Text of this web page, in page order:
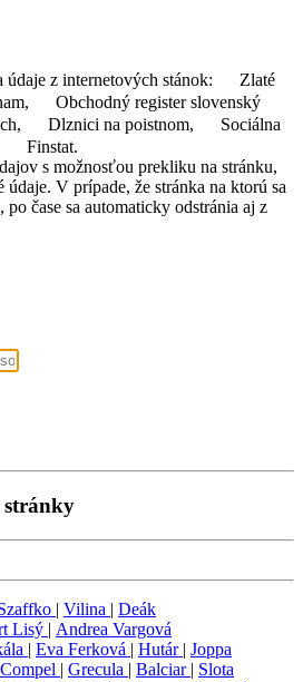
údaje z internetových stánok:
Zlaté
Obchodný register slovenský
Dlznici na poistnom,
Sociálna
Finstat.
s možnosťou prekliku na stránku,
V prípade, že stránka na ktorú sa
po čase sa automaticky odstránia aj z
stránky
| Vilina | Deák
Lisý | Andrea Vargová
| Eva Ferková | Hutár | Joppa
Compel | Grecula | Balciar | Slota